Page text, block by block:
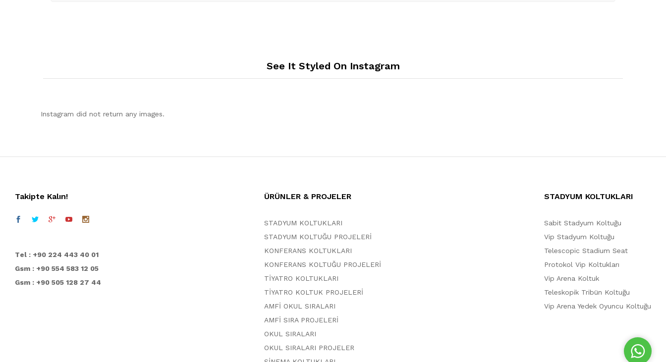
See It Styled On Instagram
Instagram did not return any images.
Takipte Kalın!
Tel : +90 224 443 40 01
Gsm : +90 554 583 12 05
Gsm : +90 505 128 27 44
ÜRÜNLER & PROJELER
STADYUM KOLTUKLARI
STADYUM KOLTUĞU PROJELERİ
KONFERANS KOLTUKLARI
KONFERANS KOLTUĞU PROJELERİ
TİYATRO KOLTUKLARI
TİYATRO KOLTUK PROJELERİ
AMFİ OKUL SIRALARI
AMFİ SIRA PROJELERİ
OKUL SIRALARI
OKUL SIRALARI PROJELER
STADYUM KOLTUKLARI
Sabit Stadyum Koltuğu
Vip Stadyum Koltuğu
Telescopic Stadium Seat
Protokol Vip Koltukları
Vip Arena Koltuk
Teleskopik Tribün Koltuğu
Vip Arena Yedek Oyuncu Koltuğu
W
h